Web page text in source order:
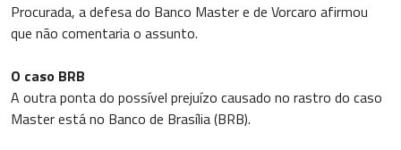
Procurada, a defesa do Banco Master e de Vorcaro afirmou
que não comentaria o assunto.
O caso BRB
A outra ponta do possível prejuízo causado no rastro do caso
Master está no Banco de Brasília (BRB).